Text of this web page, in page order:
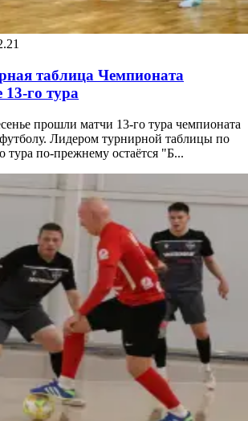
таблица Чемпионата
13-го тура
прошли матчи 13-го тура чемпионата
Лидером турнирной таблицы по
тура по-прежнему остаётся "Б...